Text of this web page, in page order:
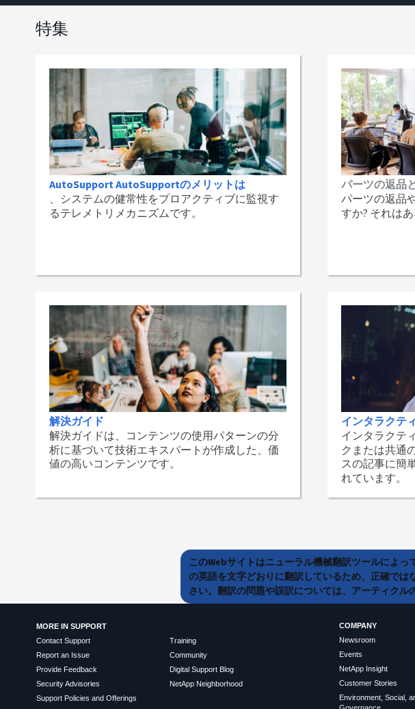
特集
AutoSupport AutoSupportのメリットは
、システムの健常性をプロアクティブに監視す
るテレメトリメカニズムです。
パーツの返品
パーツの返品
すか? それは
解決ガイド
解決ガイドは、コンテンツの使用パターンの分
析に基づいて技術エキスパートが作成した、価
値の高いコンテンツです。
インタラクテ
インタラクテ
クまたは共通
スの記事に簡
れています。
このWebサイトはニューラル機械翻訳ツールによ
の英語を文字どおりに翻訳しているため、正確で
さい。翻訳の問題や誤訳については、アーティク
MORE IN SUPPORT
Contact Support
Report an Issue
Provide Feedback
Security Advisories
Support Policies and Offerings
Training
Community
Digital Support Blog
NetApp Neighborhood
COMPANY
Newsroom
Events
NetApp Insight
Customer Stories
Environment, Social,